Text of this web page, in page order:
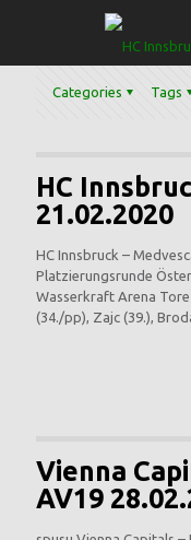
Categories Tags
HC
21.02.2020
HC Innsbruck –
Platzierungsrunde
Wasserkraft Arena Tore
(34./pp), Zajc (39.),
Vienna
AV19